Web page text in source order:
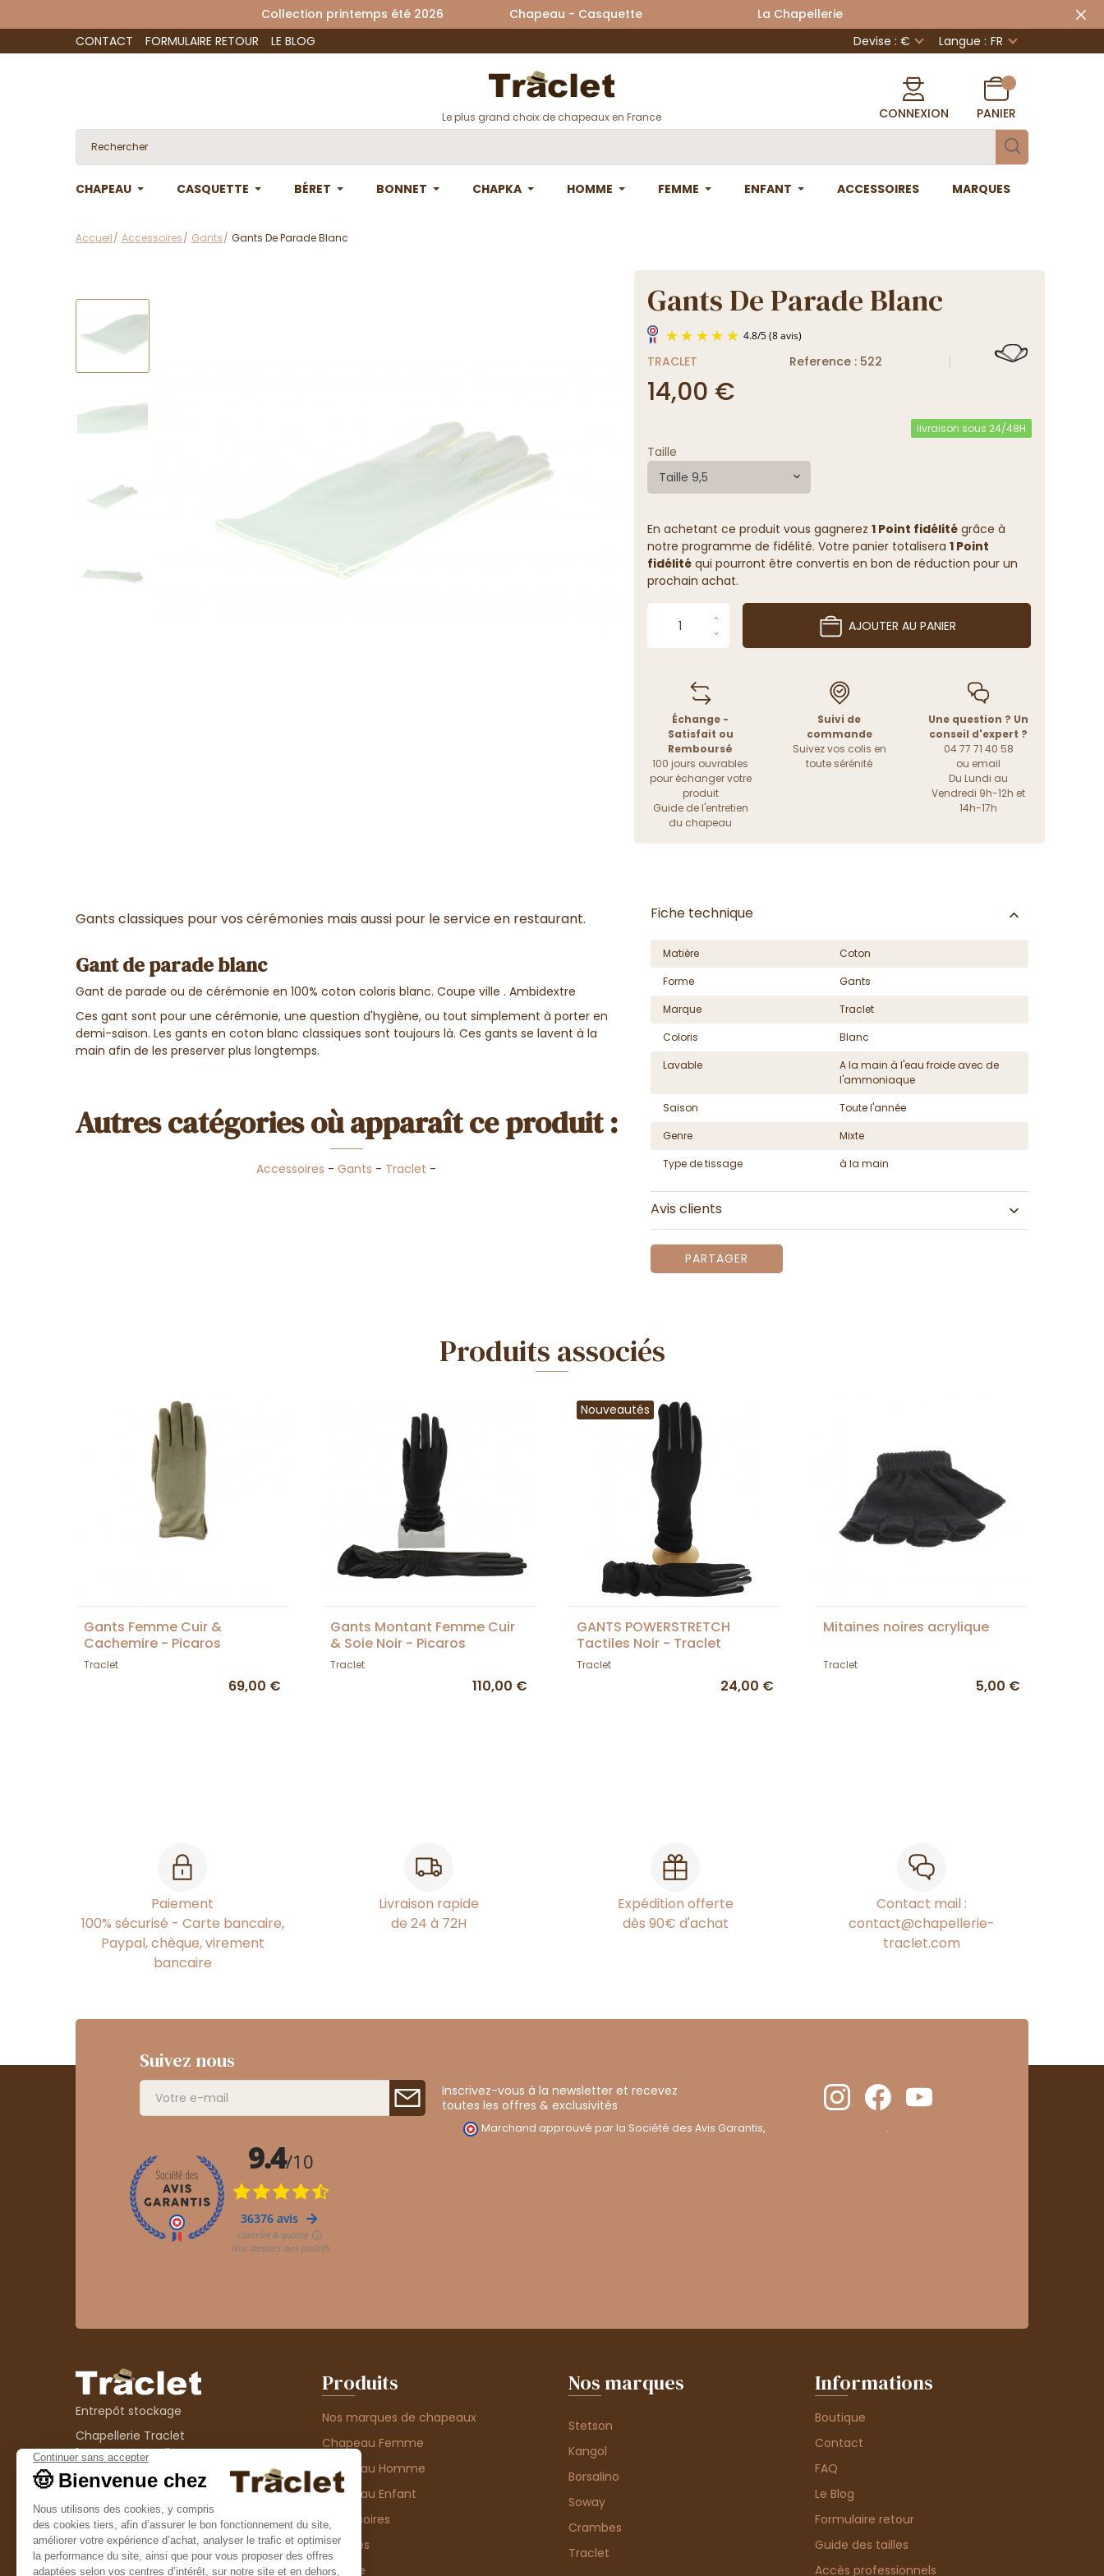
Collection printemps été 2026 Chapeau - Casquette La Chapellerie
CONTACT
FORMULAIRE RETOUR LE BLOG Devise : € Langue : FR
Le plus grand choix de chapeaux en France CONNEXION PANIER
CHAPEAU CASQUETTE BÉRET BONNET CHAPKA HOMME FEMME ENFANT ACCESSOIRES MARQUES
Accueil Accessoires Gants Gants De Parade Blanc
Gants De Parade Blanc
TRACLET Reference : 522
14,00 €
livraison sous 24/48H
Taille
Taille 9,5
En achetant ce produit vous gagnerez 1 Point fidélitégrâce à
notre programme de fidélité. Votre panier totalisera 1 Point
fidélitéqui pourront être convertis en bon de réduction pour un
prochain achat.
AJOUTER AU PANIER
Échange -
Satisfait ou
Remboursé
100 jours ouvrables
pour échanger votre
produit
Guide de l'entretien
du chapeau
Suivi de
commande
Suivez vos colis en
toute sérénité
Une question ? Un
conseil d'expert ?
04 77 71 40 58
ou email
Du Lundi au
Vendredi 9h-12h et
14h-17h
Gants classiques pour vos cérémonies mais aussi pour le service en restaurant.
Gant de parade blanc
Gant de parade ou de cérémonie en 100% coton coloris blanc. Coupe ville . Ambidextre
Ces gant sont pour une cérémonie, une question d'hygiène, ou tout simplement à porter en
demi-saison. Les gants en coton blanc classiques sont toujours là. Ces gants se lavent à la
main afin de les preserver plus longtemps.
Autres catégories où apparaît ce produit :
Accessoires -Gants - Traclet -
Fiche technique
Matière
Coton
Forme
Gants
Marque
Traclet
Coloris
Blanc
Lavable
A la main à l'eau froide avec de
l'ammoniaque
Saison
Toute l'année
Genre
Mixte
Type de tissage
à la main
Avis clients
PARTAGER
Produits associés
Gants Femme Cuir &
Cachemire - Picaros
Traclet
69,00 €
Gants Montant Femme Cuir
& Soie Noir - Picaros
Traclet
110,00 €
Nouveautés
GANTS POWERSTRETCH
Tactiles Noir - Traclet
Traclet
24,00 €
Mitaines noires acrylique
Traclet
5,00 €
Paiement
100% sécurisé - Carte bancaire,
Paypal, chèque, virement
bancaire
Livraison rapide
de 24 à 72H
Expédition offerte
dès 90€ d'achat
Contact mail :
contact@chapellerie-
traclet.com
Suivez nous
Inscrivez-vous à la newsletter et recevez
toutes les offres & exclusivités
Marchand approuvé par la Société des Avis Garantis, .
Entrepôt stockage
Chapellerie Traclet
14 Impasse Bardin
42300 Roanne
contact@chapellerie-traclet.com
Boutique
Chapellerie Traclet
4 rue de Cadore
42300 Roanne
Produits
Nos marques de chapeaux
Chapeau Femme
Chapeau Homme
Chapeau Enfant
Accessoires
Thèmes
Matière
Nos marques
Stetson
Kangol
Borsalino
Soway
Crambes
Traclet
Informations
Boutique
Contact
FAQ
Le Blog
Formulaire retour
Guide des tailles
Accès professionnels